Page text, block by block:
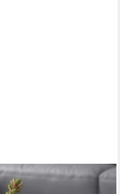
Wohnzimmertisch Ø 44cm